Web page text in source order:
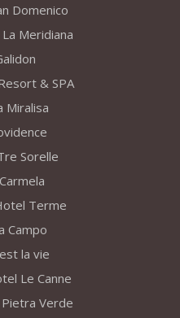
Domenico
Meridiana
& SPA
Miralisa
Sorelle
Terme
Campo
la vie
Le Canne
Verde